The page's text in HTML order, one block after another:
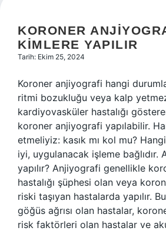
KORONER
KIMLERE YAPILIR
Tarih: Ekim 25, 2024
Koroner anjiyografi hangi
ritmi bozukluğu veya kalp
kardiyovasküler hastalığı
koroner anjiyografi yapılabilir.
etmeliyiz: kasık mı kol mu?
iyi, uygulanacak işleme
yapılır? Anjiyografi genellikle
hastalığı şüphesi olan veya
riski taşıyan hastalarda yapılır.
göğüs ağrısı olan hastalar,
risk faktörleri olan hastalar ve